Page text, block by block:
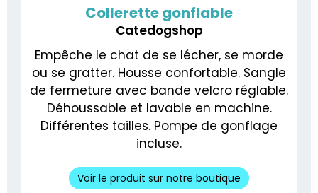
Collerette gonflable
Catedogshop
Empêche le chat de se lécher, se morde
ou se gratter. Housse confortable. Sangle
de fermeture avec bande velcro réglable.
Déhoussable et lavable en machine.
Différentes tailles. Pompe de gonflage
incluse.
Voir le produit sur notre boutique